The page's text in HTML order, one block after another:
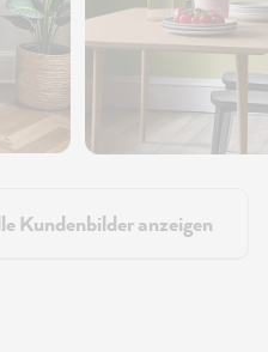
Kundenbilder anzeigen